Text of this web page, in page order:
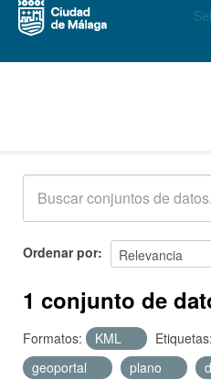
Acerca de
Ordenar por
1 conjunto de
Formatos: KML Etiquetas:
geoportal
plano